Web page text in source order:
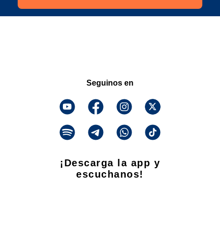
Seguinos en
¡Descarga la app y
escuchanos!